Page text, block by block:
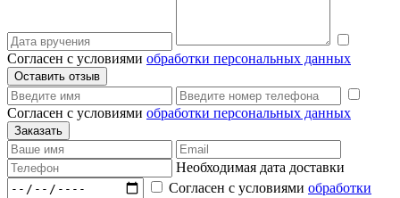
Согласен с условиями обработки персональных данных
Согласен с условиями обработки персональных данных
Необходимая дата доставки
Согласен с условиями обработки